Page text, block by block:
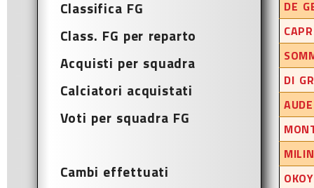
Classifica FG
Class. FG per reparto
Acquisti per squadra
Calciatori acquistati
Voti per squadra FG
Cambi effettuati
DE
DI